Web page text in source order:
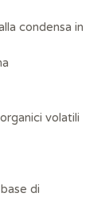
condensa in
volatili
di